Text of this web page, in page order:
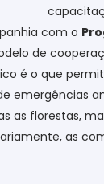
com o
de
é o que
emergências
as florestas,
as